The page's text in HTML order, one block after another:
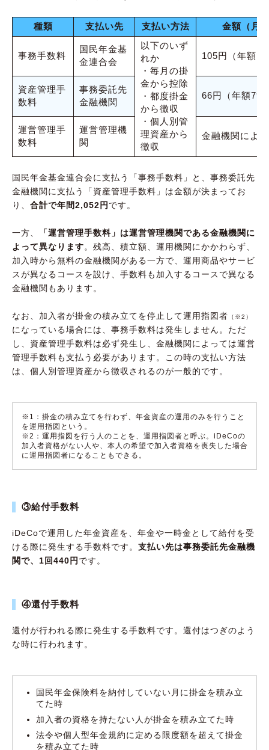
種類 支払い先 支払い方法 金額（月
事務手数料
国民年金基
金連合会
以下のいず
れか
・毎月の掛
金から控除
・都度掛金
から徴収
・個人別管
理資産から
徴収
105円（年額
資産管理手
数料
事務委託先
金融機関
66円（年額792
運営管理手
数料
運営管理機
関
金融機関による
国民年金基金連合会に支払う「事務手数料」と、事務委託先
金融機関に支払う「資産管理手数料」は金額が決まってお
り、 合計で年間2,052円 です。
一方、
「運営管理手数料」は運営管理機関である金融機関に
よって異なります。残高、積立額、運用機関にかかわらず、
加入時から無料の金融機関がある一方で、運用商品やサービ
スが異なるコースを設け、手数料も加入するコースで異なる
金融機関もあります。
なお、加入者が掛金の積み立てを停止して運用指図者 （※2）
になっている場合には、事務手数料は発生しません。ただ
し、資産管理手数料は必ず発生し、金融機関によっては運営
管理手数料も支払う必要があります。この時の支払い方法
は、個人別管理資産から徴収されるのが一般的です。
※1：掛金の積み立てを行わず、年金資産の運用のみを行うこと
を運用指図という。
※2：運用指図を行う人のことを、運用指図者と呼ぶ。iDeCoの
加入者資格がない人や、本人の希望で加入者資格を喪失した場合
に運用指図者になることもできる。
③給付手数料
iDeCoで運用した年金資産を、年金や一時金として給付を受
ける際に発生する手数料です。 支払い先は事務委託先金融機
関で、1回440円です。
④還付手数料
還付が行われる際に発生する手数料です。還付はつぎのよう
な時に行われます。
国民年金保険料を納付していない月に掛金を積み立
てた時
加入者の資格を持たない人が掛金を積み立てた時
法令や個人型年金規約に定める限度額を超えて掛金
を積み立てた時